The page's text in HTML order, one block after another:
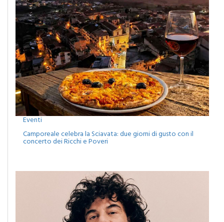
Eventi
Camporeale celebra la Sciavata: due giorni di gusto con il